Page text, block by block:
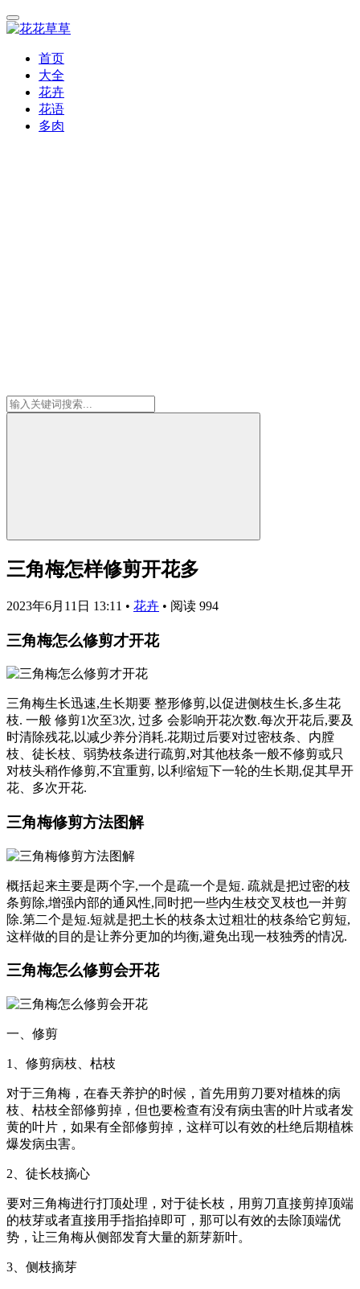
首页
大全
花卉
花语
多肉
三角梅怎样修剪开花多
2023年6月11日 13:11 • 花卉 • 阅读 994
三角梅怎么修剪才开花
三角梅生长迅速,生长期要 整形修剪,以促进侧枝生长,多生花
枝. 一般 修剪1次至3次, 过多 会影响开花次数.每次开花后,要及
时清除残花,以减少养分消耗.花期过后要对过密枝条、内膛
枝、徒长枝、弱势枝条进行疏剪,对其他枝条一般不修剪或只
对枝头稍作修剪,不宜重剪, 以利缩短下一轮的生长期,促其早开
花、多次开花.
三角梅修剪方法图解
概括起来主要是两个字,一个是疏一个是短. 疏就是把过密的枝
条剪除,增强内部的通风性,同时把一些内生枝交叉枝也一并剪
除.第二个是短.短就是把土长的枝条太过粗壮的枝条给它剪短,
这样做的目的是让养分更加的均衡,避免出现一枝独秀的情况.
三角梅怎么修剪会开花
一、修剪
1、修剪病枝、枯枝
对于三角梅，在春天养护的时候，首先用剪刀要对植株的病
枝、枯枝全部修剪掉，但也要检查有没有病虫害的叶片或者发
黄的叶片，如果有全部修剪掉，这样可以有效的杜绝后期植株
爆发病虫害。
2、徒长枝摘心
要对三角梅进行打顶处理，对于徒长枝，用剪刀直接剪掉顶端
的枝芽或者直接用手指掐掉即可，那可以有效的去除顶端优
势，让三角梅从侧部发育大量的新芽新叶。
3、侧枝摘芽